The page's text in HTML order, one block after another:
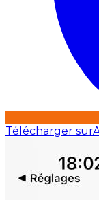
Télécharger sur